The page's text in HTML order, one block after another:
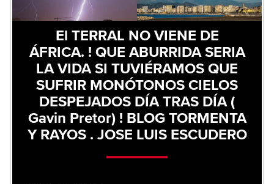
El TERRAL NO VIENE DE
ÁFRICA. ! QUE ABURRIDA SERIA
LA VIDA SI TUVIÉRAMOS QUE
SUFRIR MONÓTONOS CIELOS
DESPEJADOS DÍA TRAS DÍA (
Gavin Pretor) ! BLOG TORMENTA
Y RAYOS . JOSE LUIS ESCUDERO